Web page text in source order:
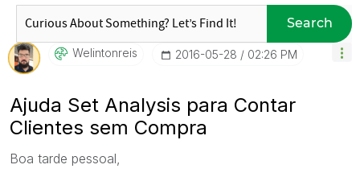
Search
Welintonreis ‎2016-05-28 02:26 PM
Ajuda Set Analysis para Contar
Clientes sem Compra
Boa tarde pessoal,